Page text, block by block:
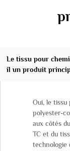
Le tissu pour
il un produit
Oui, le tissu
polyester-
aux côtés
TC et du
technologie